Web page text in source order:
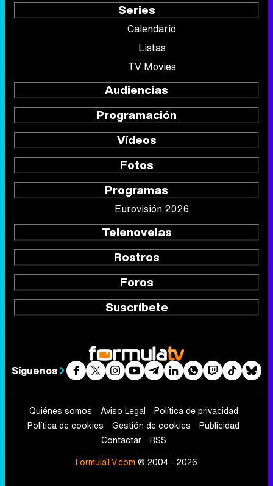
Series
Calendario
Listas
TV Movies
Audiencias
Programación
Vídeos
Fotos
Programas
Eurovisión 2026
Telenovelas
Rostros
Foros
Suscríbete
Síguenos
Quiénes somos Aviso Legal
Política de privacidad
Política de cookies
Gestión de cookies
Publicidad
Contactar
RSS
FormulaTV.com © 2004 - 2026